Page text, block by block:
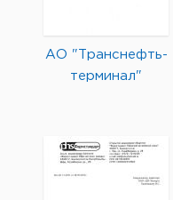
АО "Транснефть-
терминал"